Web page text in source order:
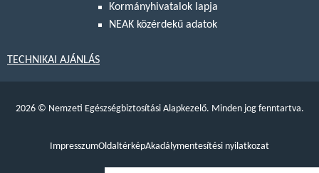
Kormányhivatalok lapja
NEAK közérdekű adatok
TECHNIKAI AJÁNLÁS
2026 © Nemzeti Egészségbiztosítási Alapkezelő. Minden jog fenntartva.
ImpresszumOldaltérképAkadálymentesítési nyilatkozat